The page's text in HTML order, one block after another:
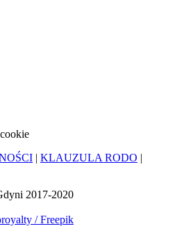
| KLAUZULA RODO |
2017-2020
/ Freepik